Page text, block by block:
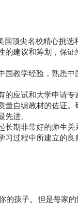
顶尖名校精心挑
建议和筹划，保
教学经验，熟悉
应试和大学申请
自编教材的佐证
进。
期非常好的师生关
过程中所建立的
孩子。但是每家